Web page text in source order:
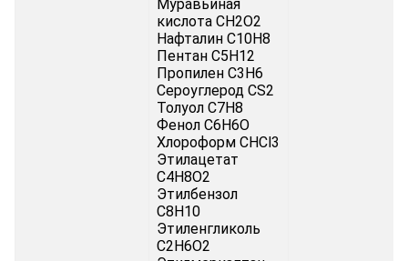
Муравьиная
кислота CH2O2
Нафталин C10H8
Пентан C5H12
Пропилен C3H6
Сероуглерод CS2
Толуол C7H8
Фенол C6H6O
Хлороформ CHCl3
Этилацетат
C4H8O2
Этилбензол
C8H10
Этиленгликоль
C2H6O2